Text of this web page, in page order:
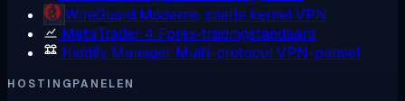
WireGuard Moderne, snelle kernel VPN
MetaTrader 4 Forex-tradingstandaard
Hiddify Manager Multi-protocol VPN-paneel
HOSTINGPANELEN